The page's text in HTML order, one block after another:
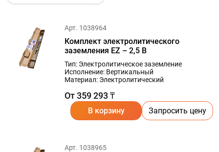
Арт. 1038964
Комплект электролитического
заземления EZ – 2,5 В
Тип: Электролитическое заземление
Исполнение: Вертикальный
Материал: Электролитический
От 359 293 ₸
В корзину Запросить цену
Арт. 1038965